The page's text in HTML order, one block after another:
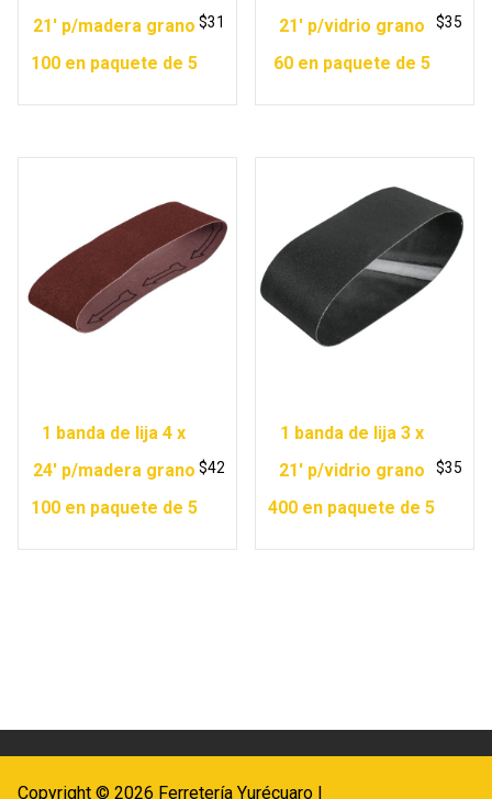
21′ p/madera grano
100 en paquete de 5
$31
21′ p/vidrio grano
60 en paquete de 5
$35
1 banda de lija 4 x
24′ p/madera grano
100 en paquete de 5
$42
1 banda de lija 3 x
21′ p/vidrio grano
400 en paquete de 5
$35
Copyright © 2026 Ferretería Yurécuaro |